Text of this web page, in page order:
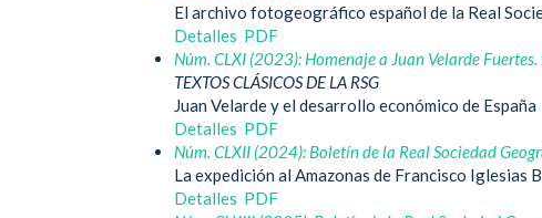
El archivo fotogeográfico español de la Real
Detalles PDF
Núm. CLXI (2023): Homenaje a Juan Velarde
TEXTOS CLÁSICOS DE LA RSG
Juan Velarde y el desarrollo económico de España
Detalles PDF
Núm. CLXII (2024): Boletín de la Real Sociedad
La expedición al Amazonas de Francisco Iglesias
Detalles PDF